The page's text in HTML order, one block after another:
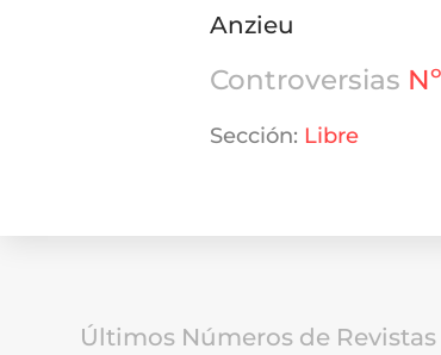
Anzieu
Controversias
Sección: Libre
Últimos Números de Revistas